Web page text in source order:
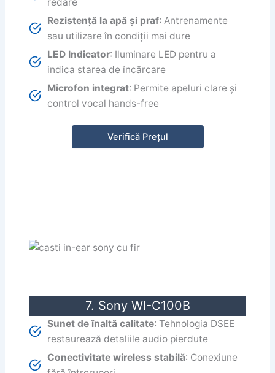
Rezistență la apă și praf: Antrenamente
sau utilizare în condiții mai dure
LED Indicator: Iluminare LED pentru a
indica starea de încărcare
Microfon integrat: Permite apeluri clare și
control vocal hands-free
Verifică Prețul
7. Sony WI-C100B
Sunet de înaltă calitate: Tehnologia DSEE
restaurează detaliile audio pierdute
Conectivitate wireless stabilă: Conexiune